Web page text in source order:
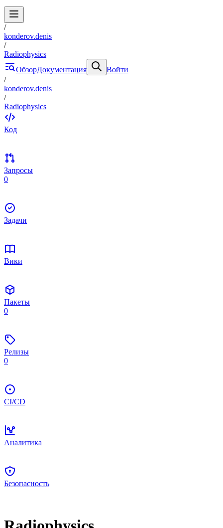
/
konderov.denis
/
Radiophysics
ОбзорДокументация
Войти
/
konderov.denis
/
Radiophysics
Код
Запросы
0
Задачи
Вики
Пакеты
0
Релизы
0
CI/CD
Аналитика
Безопасность